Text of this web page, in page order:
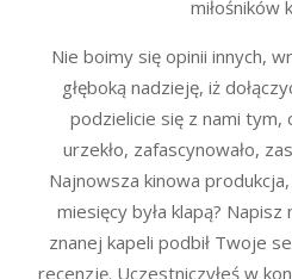
miłośników
Nie boimy się opinii innych,
głęboką nadzieję, iż
podzielicie się z nami tym,
urzekło, zafascynowało,
Najnowsza kinowa
miesięcy była klapą? Napisz
znanej kapeli podbił Twoje
recenzję. Uczestniczyłeś w